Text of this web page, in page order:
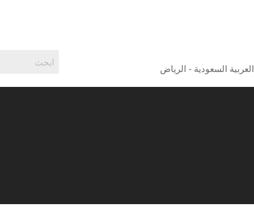
السعودية - الرياض